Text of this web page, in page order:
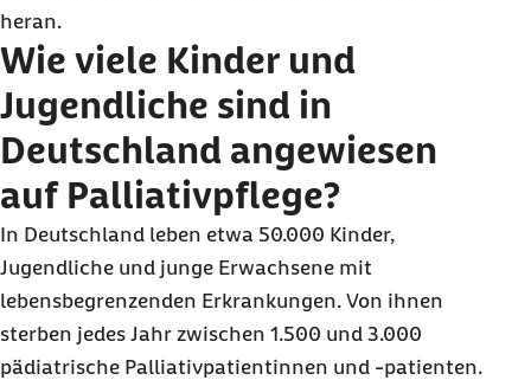
heran.
Wie viele Kinder und
Jugendliche sind in
Deutschland angewiesen
auf Palliativpflege?
In Deutschland leben etwa 50.000 Kinder,
Jugendliche und junge Erwachsene mit
lebensbegrenzenden Erkrankungen. Von ihnen
sterben jedes Jahr zwischen 1.500 und 3.000
pädiatrische Palliativpatientinnen und -patienten.